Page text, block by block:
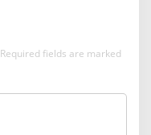
Required fields are marked